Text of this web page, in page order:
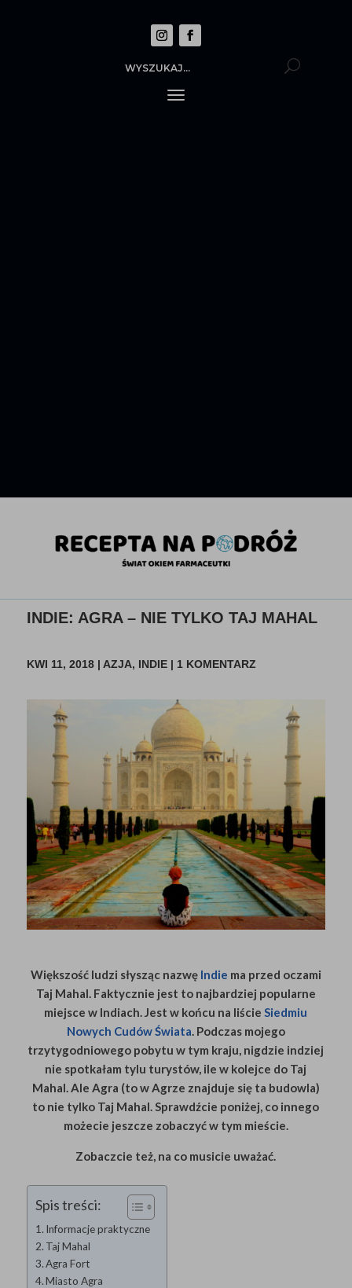
INDIE: AGRA – NIE TYLKO TAJ MAHAL
KWI 11, 2018| AZJA, INDIE| 1 KOMENTARZ
Większość ludzi słysząc nazwę Indie ma przed oczami
Taj Mahal. Faktycznie jest to najbardziej popularne
miejsce w Indiach. Jest w końcu na liście Siedmiu
Nowych Cudów Świata . Podczas mojego
trzytygodniowego pobytu w tym kraju, nigdzie indziej
nie spotkałam tylu turystów, ile w kolejce do Taj
Mahal. Ale Agra (to w Agrze znajduje się ta budowla)
to nie tylko Taj Mahal. Sprawdźcie poniżej, co innego
możecie jeszcze zobaczyć w tym mieście.
Zobaczcie też, na co musicie uważać.
Spis treści:
Informacje praktyczne
Taj Mahal
Agra Fort
Miasto Agra